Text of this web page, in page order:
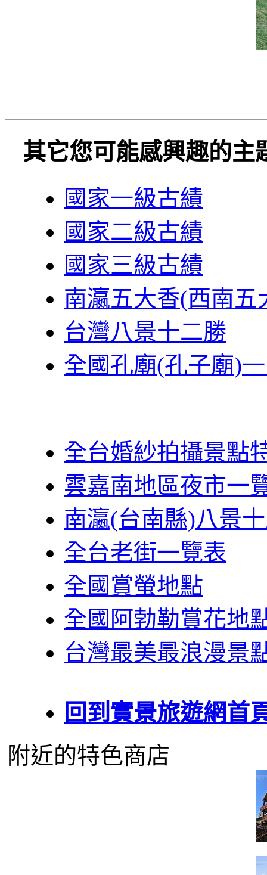
其它您可能感興趣的主
國家一級古績
國家二級古績
國家三級古績
南瀛五大香(西南五
台灣八景十二勝
全國孔廟(孔子廟)
全台婚紗拍攝景點
雲嘉南地區夜市一
南瀛(台南縣)八景
全台老街一覽表
全國賞螢地點
全國阿勃勒賞花地
台灣最美最浪漫景
回到實景旅遊網首
附近的特色商店